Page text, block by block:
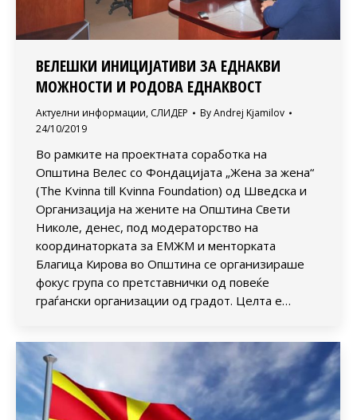
ВЕЛЕШКИ ИНИЦИЈАТИВИ ЗА ЕДНАКВИ
МОЖНОСТИ И РОДОВА ЕДНАКВОСТ
Актуелни информации, СЛИДЕР ByAndrej Kjamilov
24/10/2019
Во рамките на проектната соработка на
Општина Велес со Фондацијата „Жена за жена“
(The Kvinna till Kvinna Foundation) од Шведска и
Организација на жените на Општина Свети
Николе, денес, под модераторство на
координаторката за ЕМЖМ и менторката
Благица Кирова во Општина се организираше
фокус група со претставнички од повеќе
граѓански организации од градот. Целта е…